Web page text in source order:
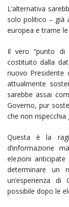
L’alternativa
solo politico – già
europea e trarne
Il vero “punto di
costituito dalla
nuovo Presidente
attualmente
sarebbe assai
Governo, pur
che non
Questa è la
d’informazione
elezioni
determinare un
un’esperienza di
possibile dopo le